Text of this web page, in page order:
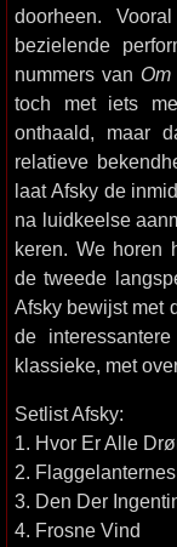
doorheen.
bezielende
nummers van
toch met iets
onthaald, maar
relatieve
laat Afsky de
na luidkeelse
keren. We horen
de tweede
Afsky bewijst met
de
klassieke, met
Setlist Afsky:
1. Hvor Er Alle
2.
3. Den Der
4. Frosne Vind